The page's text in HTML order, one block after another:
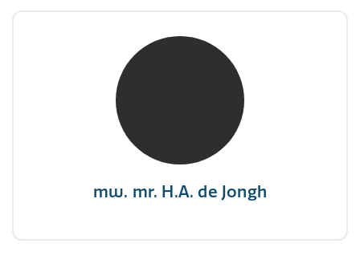
mw. mr. H.A. de Jongh
mw. mr. H.A. de Jongh
NIVRE Register-Expert
"There is no elevator to succes, you need to